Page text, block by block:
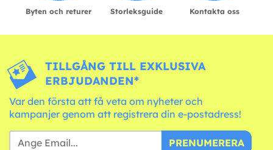
Byten och returer Storleksguide Kontakta oss
TILLGÅNG TILL EXKLUSIVA
ERBJUDANDEN*
Var den första att få veta om nyheter och
kampanjer genom att registrera din e-postadress!
PRENUMERERA